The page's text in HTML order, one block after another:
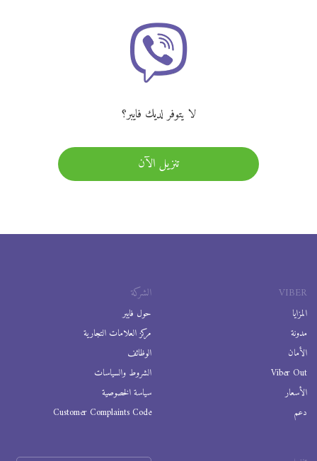
لا يتوفر لديك فايبر؟
تنزيل الآن
VIBER
المزايا
مدونة
الأمان
Viber Out
الأسعار
دعم
الشركة
حول فايبر
مركز العلامات التجارية
الوظائف
الشروط والسياسات
سياسة الخصوصية
Customer Complaints Code